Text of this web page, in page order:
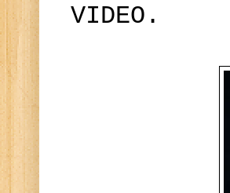
VIDEO.